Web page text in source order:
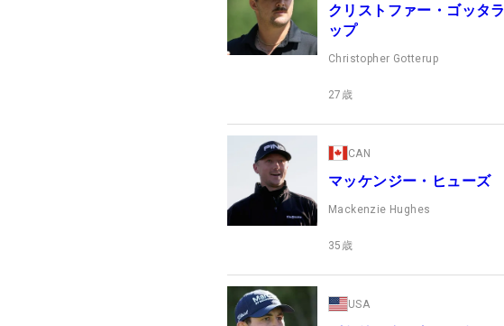
クリストファー・ゴッタラ
ップ
Christopher Gotterup
27 歳
CAN
マッケンジー・ヒューズ
Mackenzie Hughes
35 歳
USA